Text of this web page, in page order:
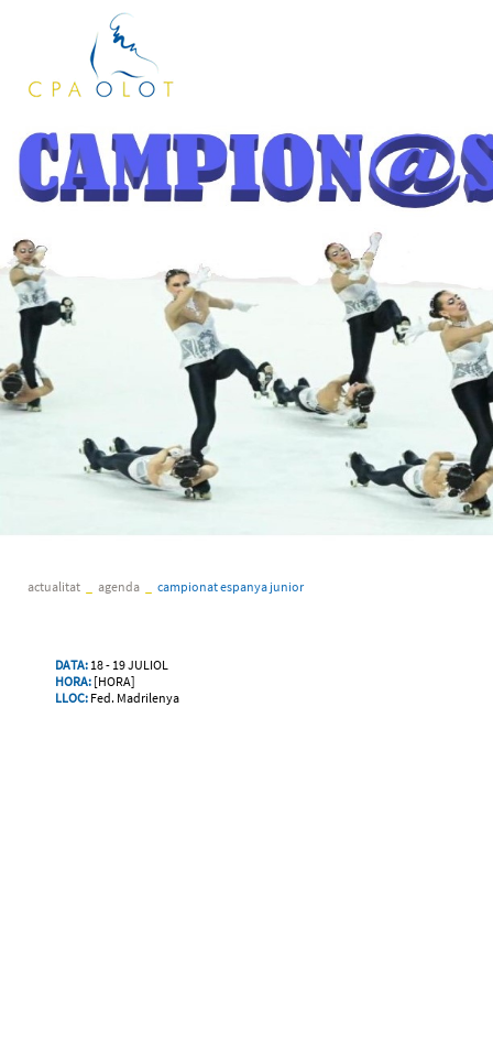
actualitat agenda campionat espanya junior
DATA:18 - 19 JULIOL
HORA:[HORA]
LLOC:Fed. Madrilenya